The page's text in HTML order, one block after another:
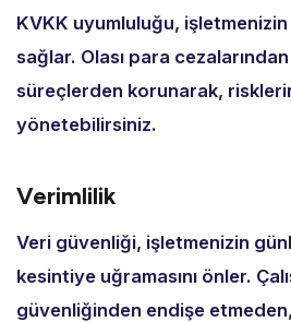
KVKK uyumluluğu,
sağlar. Olası para
süreçlerden korunarak,
yönetebilirsiniz.
Verimlilik
Veri güvenliği, işletmenizin
kesintiye uğramasını önler.
güvenliğinden endişe etmeden,